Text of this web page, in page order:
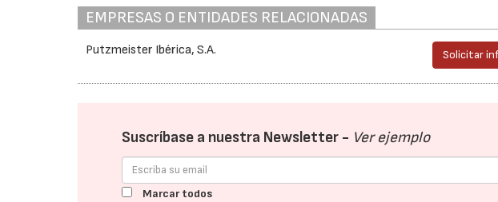
EMPRESAS O ENTIDADES RELACIONADAS
Putzmeister Ibérica, S.A. Solicitar
Suscríbase a nuestra Newsletter - Ver ejemplo
Marcar todos
28/07/